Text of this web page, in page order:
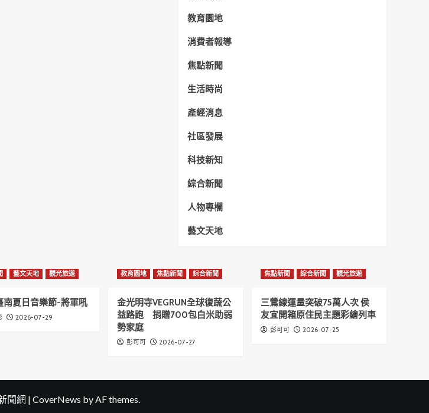
教育園地
消費者報導
焦點新聞
生活時尚
產經消息
社區發展
科技新知
綜合新聞
人物專欄
藝文天地
藝文天地 觀光旅遊
南夏日音樂節-將軍吼
2026-07-29
教育園地 焦點新聞 綜合新聞
金光明寺VEGRUN全球復蔬公
益路跑 捐贈700包白米助弱
勢家庭
彭可可 2026-07-27
焦點新聞 綜合新聞 觀光旅遊
三鶯線運量突破75萬人次 侯
友宜開箱原住民主題彩繪列車
彭可可 2026-07-25
聞網 | CoverNews by AF themes.